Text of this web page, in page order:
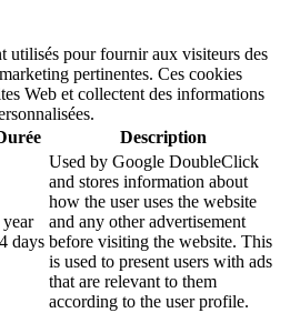
utilisés pour fournir aux visiteurs des
pertinentes. Ces cookies
Web et collectent des informations
Description
year
days
Used by Google DoubleClick
and stores information about
how the user uses the website
and any other advertisement
before visiting the website. This
is used to present users with ads
that are relevant to them
according to the user profile.